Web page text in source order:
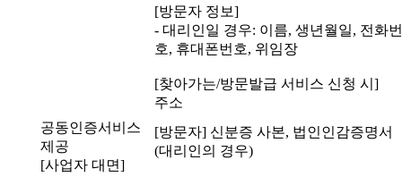
공동인증서비스
제공
[사업자 대면]
[방문자 정보]
- 대리인일 경우: 이름, 생년월일, 전화번
호, 휴대폰번호, 위임장
[찾아가는/방문발급 서비스 신청 시]
주소
[방문자] 신분증 사본, 법인인감증명서
(대리인의 경우)